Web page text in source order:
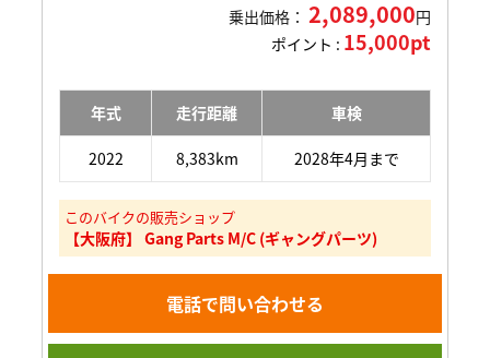
乗出価格： 2,089,000円
ポイント : 15,000pt
年式 走行距離 車検
2022 8,383km 2028年4月まで
このバイクの販売ショップ
【大阪府】 Gang Parts M/C (ギャングパーツ)
電話で問い合わせる